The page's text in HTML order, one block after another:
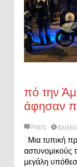
πό την
άφησαν
Reply
Μια τυπική
αστυνομικούς
μεγάλη